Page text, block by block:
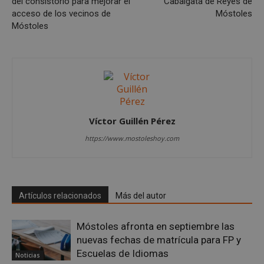
acceso de los vecinos de
Móstoles
Móstoles
Víctor Guillén Pérez
https://www.mostoleshoy.com
Artículos relacionados Más del autor
Noticias
Móstoles afronta en septiembre las
nuevas fechas de matrícula para FP y
Escuelas de Idiomas
56
mostoleshoy.com